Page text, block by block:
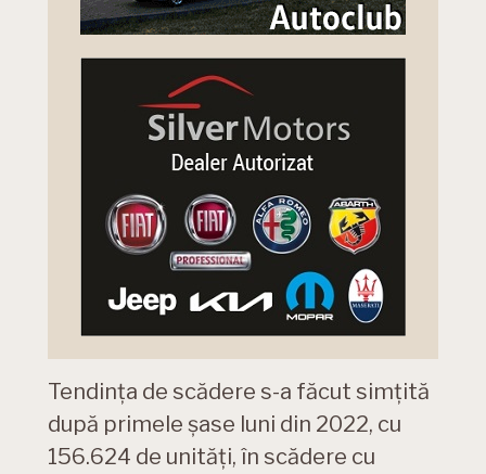
Tendința de scădere s-a făcut simțită
după primele șase luni din 2022, cu
156.624 de unități, în scădere cu